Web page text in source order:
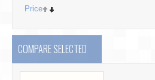
Price
COMPARE SELECTED